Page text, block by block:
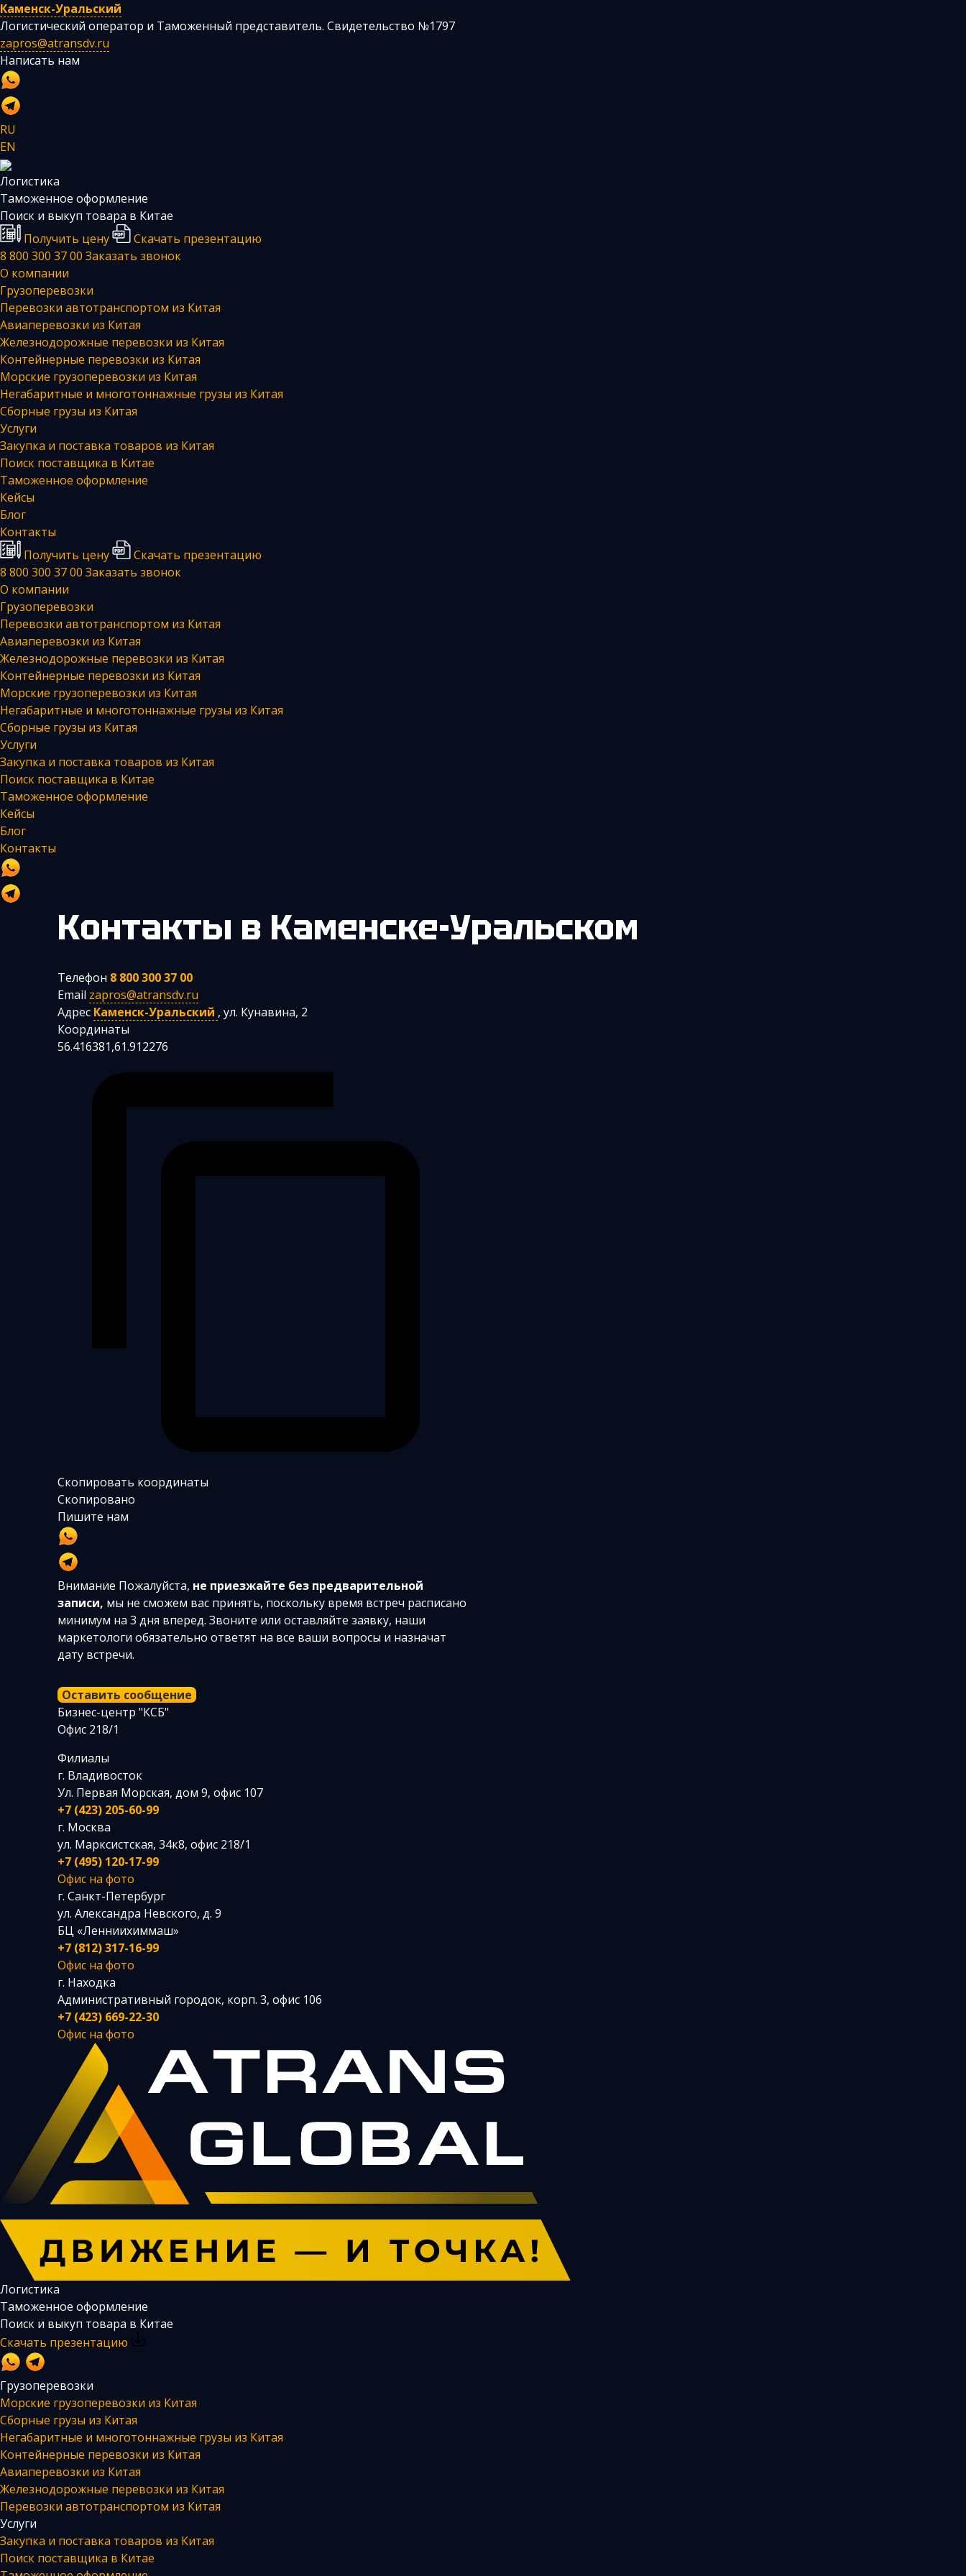
Каменск-Уральский
Логистический оператор и Таможенный представитель. Свидетельство №1797
zapros@atransdv.ru
Написать нам
RU
EN
Логистика
Таможенное оформление
Поиск и выкуп товара в Китае
Получить цену
Скачать презентацию
8 800 300 37 00 Заказать звонок
О компании
Грузоперевозки
Перевозки автотранспортом из Китая
Авиаперевозки из Китая
Железнодорожные перевозки из Китая
Контейнерные перевозки из Китая
Морские грузоперевозки из Китая
Негабаритные и многотоннажные грузы из Китая
Сборные грузы из Китая
Услуги
Закупка и поставка товаров из Китая
Поиск поставщика в Китае
Таможенное оформление
Кейсы
Блог
Контакты
Получить цену
Скачать презентацию
8 800 300 37 00 Заказать звонок
О компании
Грузоперевозки
Перевозки автотранспортом из Китая
Авиаперевозки из Китая
Железнодорожные перевозки из Китая
Контейнерные перевозки из Китая
Морские грузоперевозки из Китая
Негабаритные и многотоннажные грузы из Китая
Сборные грузы из Китая
Услуги
Закупка и поставка товаров из Китая
Поиск поставщика в Китае
Таможенное оформление
Кейсы
Блог
Контакты
Контакты в Каменске-Уральском
Телефон 8 800 300 37 00
Email zapros@atransdv.ru
Адрес Каменск-Уральский , ул. Кунавина, 2
Координаты
56.416381,61.912276
Скопировать координаты
Скопировано
Пишите нам
Внимание Пожалуйста, не приезжайте без предварительной
записи, мы не сможем вас принять, поскольку время встреч расписано
минимум на 3 дня вперед. Звоните или оставляйте заявку, наши
маркетологи обязательно ответят на все ваши вопросы и назначат
дату встречи.
Оставить сообщение
Бизнес-центр "КСБ"
Офис 218/1
Филиалы
г. Владивосток
Ул. Первая Морская, дом 9, офис 107
+7 (423) 205-60-99
г. Москва
ул. Марксистская, 34к8, офис 218/1
+7 (495) 120-17-99
Офис на фото
г. Санкт-Петербург
ул. Александра Невского, д. 9
БЦ «Ленниихиммаш»
+7 (812) 317-16-99
Офис на фото
г. Находка
Административный городок, корп. 3, офис 106
+7 (423) 669-22-30
Офис на фото
Логистика
Таможенное оформление
Поиск и выкуп товара в Китае
Скачать презентацию
Грузоперевозки
Морские грузоперевозки из Китая
Сборные грузы из Китая
Негабаритные и многотоннажные грузы из Китая
Контейнерные перевозки из Китая
Авиаперевозки из Китая
Железнодорожные перевозки из Китая
Перевозки автотранспортом из Китая
Услуги
Закупка и поставка товаров из Китая
Поиск поставщика в Китае